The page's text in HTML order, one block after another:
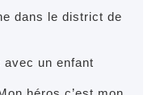
dans le district de
avec un enfant